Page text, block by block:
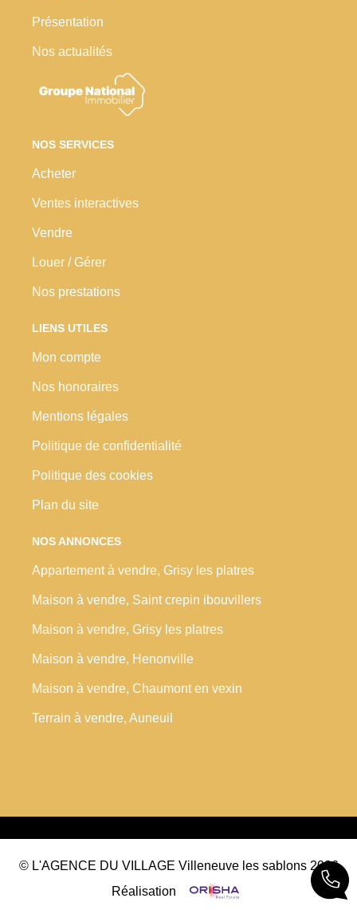
Présentation
Nos actualités
NOS SERVICES
Acheter
Ventes interactives
Vendre
Louer / Gérer
Nos prestations
LIENS UTILES
Mon compte
Nos honoraires
Mentions légales
Politique de confidentialité
Politique des cookies
Plan du site
NOS ANNONCES
Appartement à vendre, Grisy les platres
Maison à vendre, Saint crepin ibouvillers
Maison à vendre, Grisy les platres
Maison à vendre, Henonville
Maison à vendre, Chaumont en vexin
Terrain à vendre, Auneuil
© L'AGENCE DU VILLAGE Villeneuve les sablons 2026
Réalisation